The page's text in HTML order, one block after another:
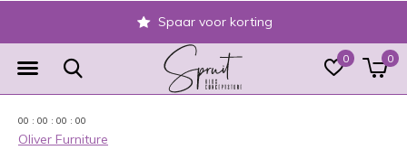
0 0
Spaar voor korting
00 : 00 : 00 : 00
Oliver Furniture